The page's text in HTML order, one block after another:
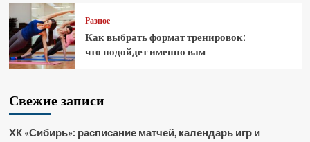
Разное
Как выбрать формат тренировок:
что подойдет именно вам
Свежие записи
ХК «Сибирь»: расписание матчей, календарь игр и